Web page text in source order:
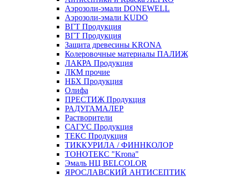
Аэрозоли-эмали DONEWELL
Аэрозоли-эмали KUDO
ВГТ Продукция
ВГТ Продукция
Защита древесины KRONA
Колеровочные материалы ПАЛИЖ
ЛАКРА Продукция
ЛКМ прочие
НБХ Продукция
Олифа
ПРЕСТИЖ Продукция
РАДУГАМАЛЕР
Растворители
САГУС Продукция
ТЕКС Продукция
ТИККУРИЛА / ФИННКОЛОР
ТОНОТЕКС "Krona"
Эмаль НЦ BELCOLOR
ЯРОСЛАВСКИЙ АНТИСЕПТИК